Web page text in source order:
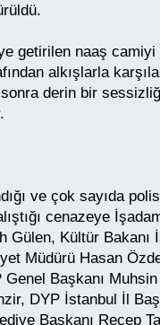
getirilen naaş
alkışlarla
derin bir
ve çok sayıda
cenazeye
Gülen, Kültür Bakanı
Müdürü Hasan
Başkanı
DYP İstanbul İl
Başkanı Recep